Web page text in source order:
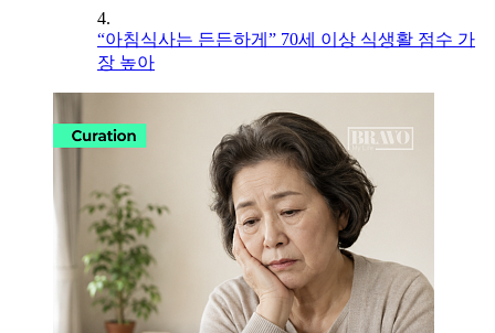
4.
“아침식사는 든든하게” 70세 이상 식생활 점수 가
장 높아